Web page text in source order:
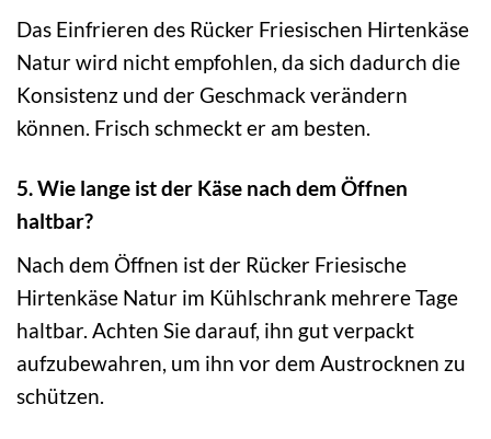
Das Einfrieren des Rücker Friesischen Hirtenkäse
Natur wird nicht empfohlen, da sich dadurch die
Konsistenz und der Geschmack verändern
können. Frisch schmeckt er am besten.
5. Wie lange ist der Käse nach dem Öffnen
haltbar?
Nach dem Öffnen ist der Rücker Friesische
Hirtenkäse Natur im Kühlschrank mehrere Tage
haltbar. Achten Sie darauf, ihn gut verpackt
aufzubewahren, um ihn vor dem Austrocknen zu
schützen.